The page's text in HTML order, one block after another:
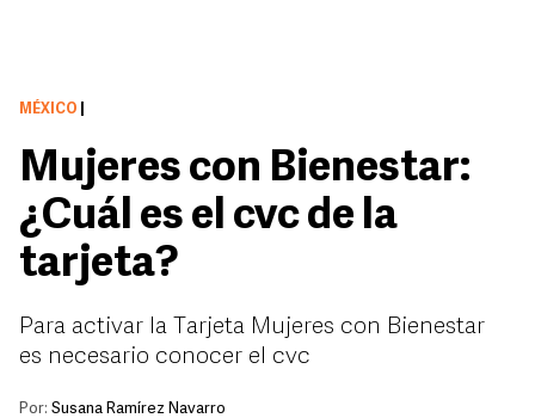
MÉXICO
Mujeres con Bienestar:
¿Cuál es el cvc de la
tarjeta?
Para activar la Tarjeta Mujeres con Bienestar
es necesario conocer el cvc
Por: Susana Ramírez Navarro